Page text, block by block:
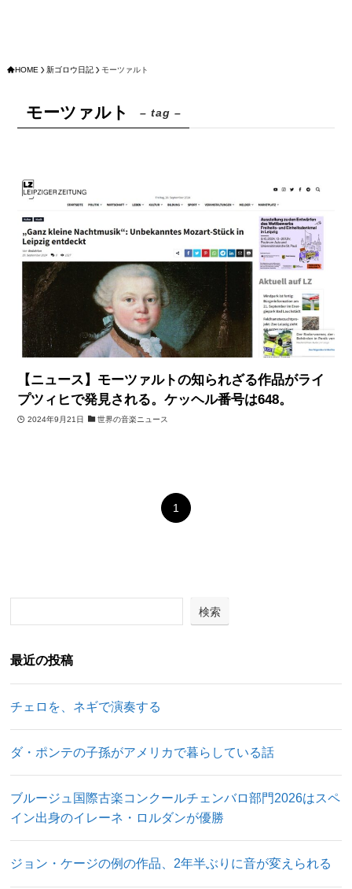
HOME 新ゴロウ日記 モーツァルト
モーツァルト – tag –
【ニュース】モーツァルトの知られざる作品がライ
プツィヒで発見される。ケッヘル番号は648。
2024年9月21日 世界の音楽ニュース
1
検索
最近の投稿
チェロを、ネギで演奏する
ダ・ポンテの子孫がアメリカで暮らしている話
ブルージュ国際古楽コンクールチェンバロ部門2026はスペ
イン出身のイレーネ・ロルダンが優勝
ジョン・ケージの例の作品、2年半ぶりに音が変えられる